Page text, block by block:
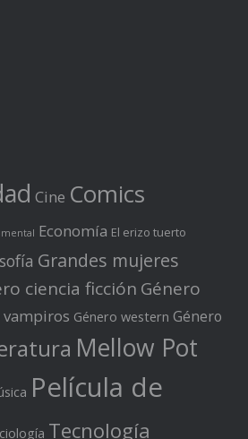
Cine Comics
Economía El erizo tuerto
Grandes mujeres
ciencia ficción Género
vampiros Género western Género
Mellow Pot
Película de
Tecnología